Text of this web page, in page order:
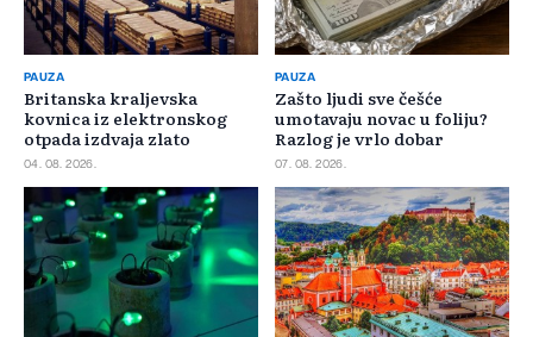
PAUZA
Britanska kraljevska
kovnica iz elektronskog
otpada izdvaja zlato
04. 08. 2026.
PAUZA
Zašto ljudi sve češće
umotavaju novac u foliju?
Razlog je vrlo dobar
07. 08. 2026.